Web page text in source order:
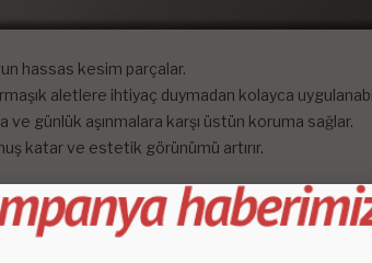
hassas kesim parçalar.
aletlere ihtiyaç duymadan kolayca
ve günlük aşınmalara karşı üstün koruma sağlar.
katar ve estetik görünümü artırır.
kullanım sağlar.